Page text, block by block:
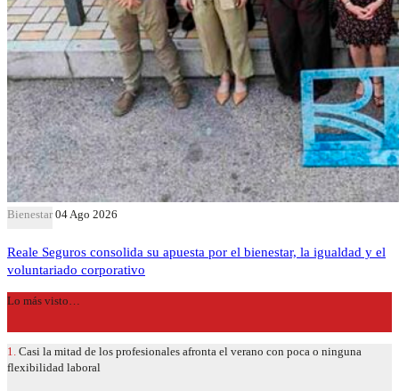
Bienestar 04 Ago 2026
Reale Seguros consolida su apuesta por el bienestar, la igualdad y el
voluntariado corporativo
Lo más visto…
1. Casi la mitad de los profesionales afronta el verano con poca o ninguna
flexibilidad laboral